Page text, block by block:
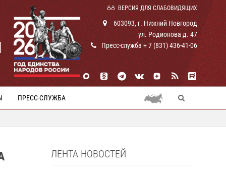
ВЕРСИЯ ДЛЯ СЛАБОВИДЯЩИХ
603093, г. Нижний Новгород
ул. Родионова д. 47
Пресс-служба + 7 (831) 436-41-06
ПРЕСС-СЛУЖБА
ЛЕНТА НОВОСТЕЙ